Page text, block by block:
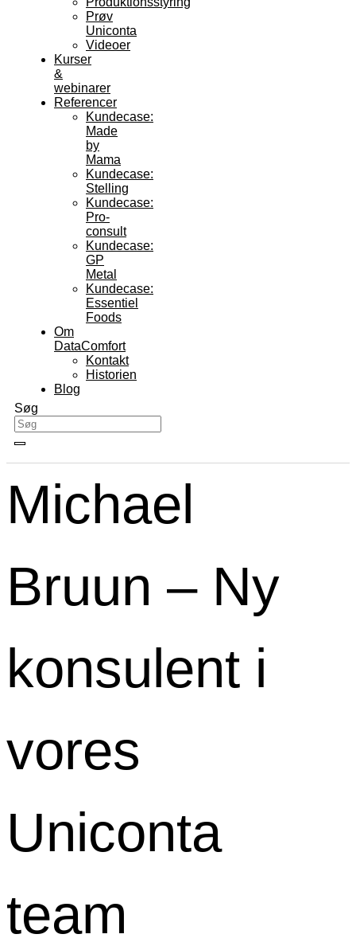
Prøv
Uniconta
Videoer
Kurser
&
webinarer
Referencer
Kundecase:
Made
by
Mama
Kundecase:
Stelling
Kundecase:
Pro-
consult
Kundecase:
GP
Metal
Kundecase:
Essentiel
Foods
Om
DataComfort
Kontakt
Historien
Blog
Søg
Michael
Bruun – Ny
konsulent i
vores
Uniconta
team